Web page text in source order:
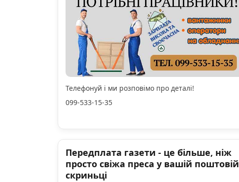
Телефонуй і ми розповімо про деталі!
099-533-15-35
Передплата газети - це більше, ніж
просто свіжа преса у вашій поштовій
скриньці